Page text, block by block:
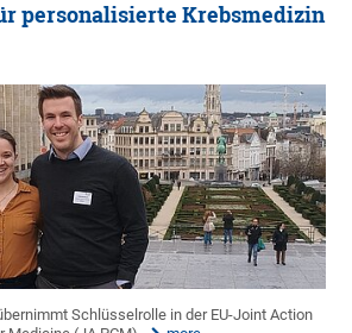
personalisierte Krebsmedizin
Schlüsselrolle in der EU-Joint Action